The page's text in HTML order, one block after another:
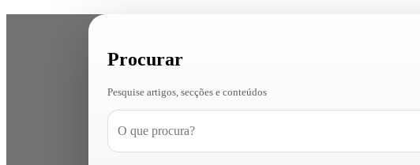
Procurar
Pesquise artigos, secções e conteúdos